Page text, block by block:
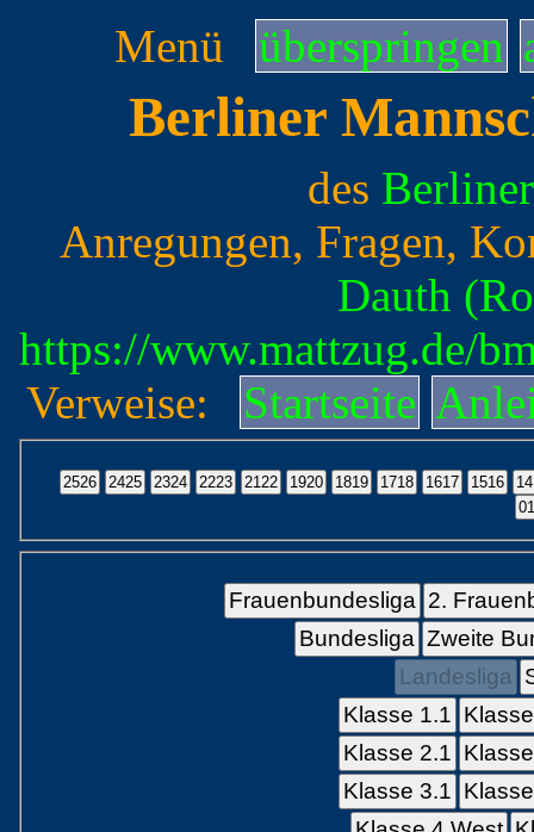
Menü überspringen
Berliner
des
Anregungen, Fragen,
Dauth
https://www.mattzug.de/
Verweise:
Startseite
Frauenbundesliga 2.
Bundesliga Zweite
Landesliga
Klasse 1.1
Klasse 2.1
Klasse 3.1